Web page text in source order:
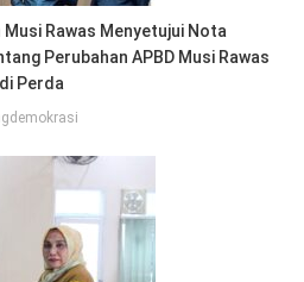
Musi Rawas Menyetujui Nota
Perubahan APBD Musi Rawas
Perda